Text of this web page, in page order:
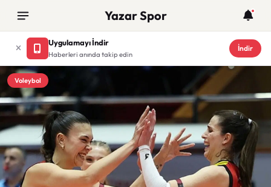
Yazar Spor
Uygulamayı İndir
Haberleri anında takip edin
İndir
Voleybol